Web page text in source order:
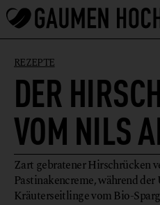
REZEPTE
DER
VOM NILS
Zart gebratener Hirschrücken
Pastinakencreme, während
Kräuterseitlinge vom Bio-